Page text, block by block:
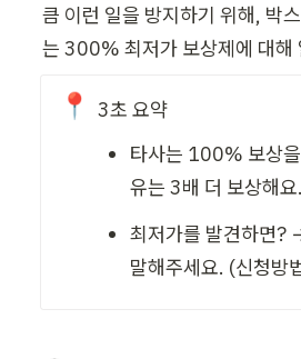
큼 이런 일을 방지하기 위해, 박
는 300% 최저가 보상제에 대해
📍
3초 요약
타사는 100% 보상
최저가를 발견하면?
말해주세요. (신청방